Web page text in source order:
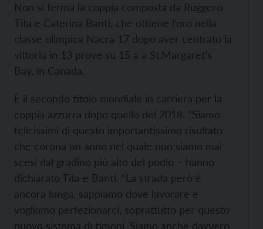
Non si ferma la coppia composta da Ruggero
Tita e Caterina Banti, che ottiene l’oro nella
classe olimpica Nacra 17 dopo aver centrato la
vittoria in 13 prove su 15 a a St.Margaret’s
Bay, in Canada.
È il secondo titolo mondiale in carriera per la
coppia azzurra dopo quello del 2018. “Siamo
felicissimi di questo importantissimo risultato
che corona un anno nel quale non siamo mai
scesi dal gradino più alto del podio – hanno
dichiarato Tita e Banti. “La strada però è
ancora lunga, sappiamo dove lavorare e
vogliamo perfezionarci, soprattutto per questo
nuovo sistema di timoni. Siamo anche davvero